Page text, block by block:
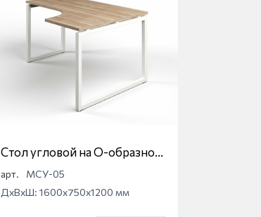
Стол угловой на О-образной
опоре Магна МСУ-05
арт.
МСУ-05
ДхВхШ: 1600x750x1200 мм